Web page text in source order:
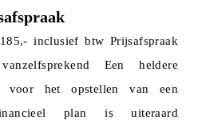
inclusief btw Prijsafspraak
Een heldere
voor het opstellen van een
plan is uiteraard